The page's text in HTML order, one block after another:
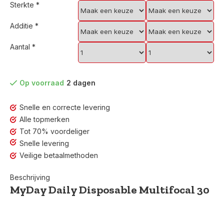
Sterkte *
Additie *
Aantal *
Op voorraad 2 dagen
Snelle en correcte levering
Alle topmerken
Tot 70% voordeliger
Snelle levering
Veilige betaalmethoden
Beschrijving
MyDay Daily Disposable Multifocal 30